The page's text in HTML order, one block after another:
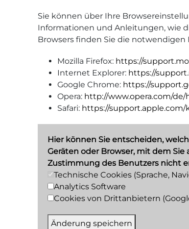
Sie können über Ihre
Informationen und Anleitungen, wie
Browsers finden Sie die
Mozilla Firefox: https://
Internet Explorer: https://
Google Chrome: https://
Opera: http://www.opera.com/de/
Safari: https://support.apple.com/
Hier können Sie entscheiden,
Geräten oder Browser, mit dem
Zustimmung des Benutzers nicht
Technische Cookies (Sprache,
Analytics Software
Cookies von Drittanbietern
Änderung speichern